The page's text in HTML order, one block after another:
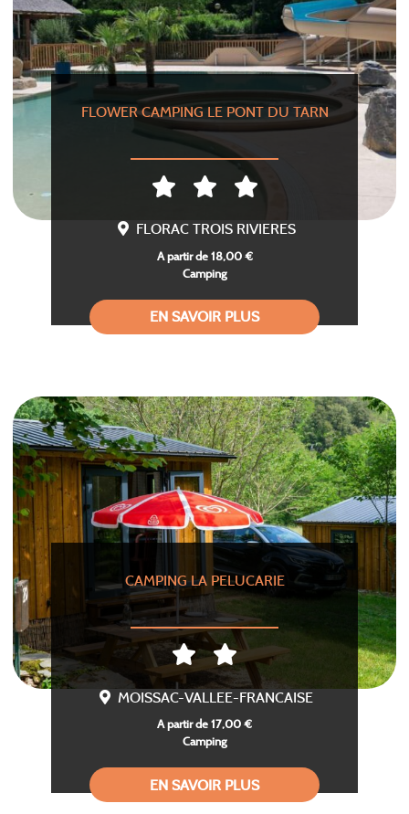
FLOWER CAMPING LE PONT DU TARN
FLORAC TROIS RIVIERES
A partir de 18,00 €
Camping
EN SAVOIR PLUS
CAMPING LA PELUCARIE
MOISSAC-VALLEE-FRANCAISE
A partir de 17,00 €
Camping
EN SAVOIR PLUS